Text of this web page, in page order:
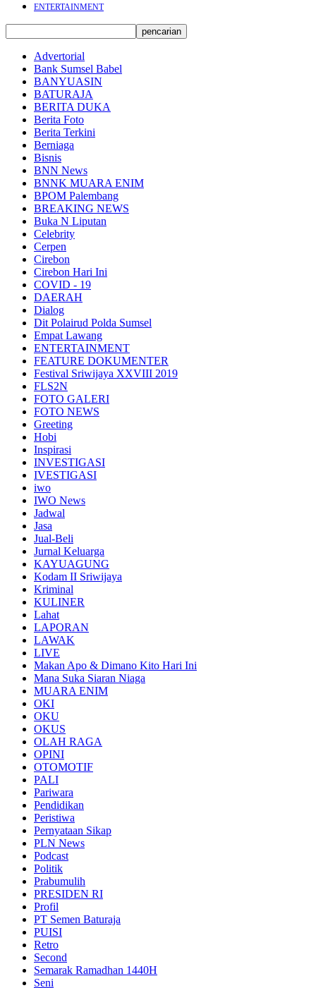
ENTERTAINMENT
Advertorial
Bank Sumsel Babel
BANYUASIN
BATURAJA
BERITA DUKA
Berita Foto
Berita Terkini
Berniaga
Bisnis
BNN News
BNNK MUARA ENIM
BPOM Palembang
BREAKING NEWS
Buka N Liputan
Celebrity
Cerpen
Cirebon
Cirebon Hari Ini
COVID - 19
DAERAH
Dialog
Dit Polairud Polda Sumsel
Empat Lawang
ENTERTAINMENT
FEATURE DOKUMENTER
Festival Sriwijaya XXVIII 2019
FLS2N
FOTO GALERI
FOTO NEWS
Greeting
Hobi
Inspirasi
INVESTIGASI
IVESTIGASI
iwo
IWO News
Jadwal
Jasa
Jual-Beli
Jurnal Keluarga
KAYUAGUNG
Kodam II Sriwijaya
Kriminal
KULINER
Lahat
LAPORAN
LAWAK
LIVE
Makan Apo & Dimano Kito Hari Ini
Mana Suka Siaran Niaga
MUARA ENIM
OKI
OKU
OKUS
OLAH RAGA
OPINI
OTOMOTIF
PALI
Pariwara
Pendidikan
Peristiwa
Pernyataan Sikap
PLN News
Podcast
Politik
Prabumulih
PRESIDEN RI
Profil
PT Semen Baturaja
PUISI
Retro
Second
Semarak Ramadhan 1440H
Seni